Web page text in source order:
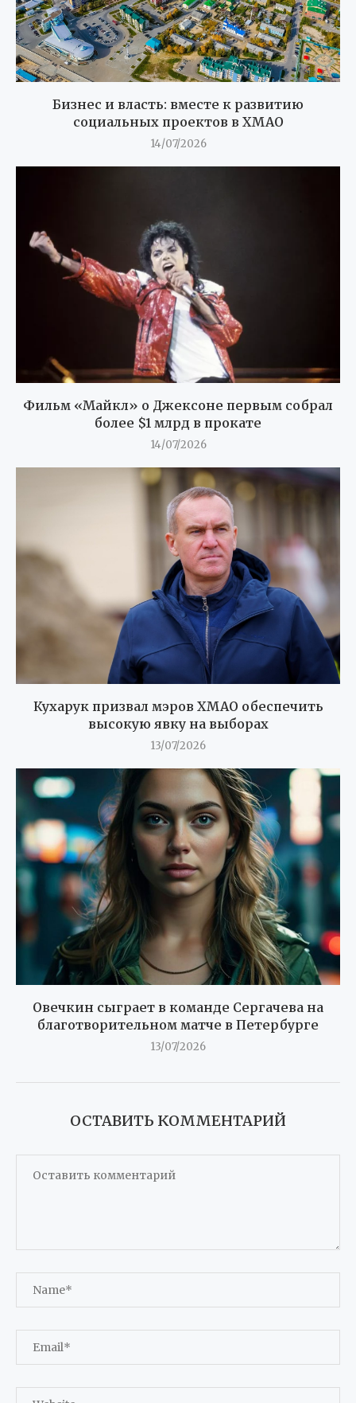
Бизнес и власть: вместе к развитию
социальных проектов в ХМАО
14/07/2026
Фильм «Майкл» о Джексоне первым собрал
более $1 млрд в прокате
14/07/2026
Кухарук призвал мэров ХМАО обеспечить
высокую явку на выборах
13/07/2026
Овечкин сыграет в команде Сергачева на
благотворительном матче в Петербурге
13/07/2026
ОСТАВИТЬ КОММЕНТАРИЙ